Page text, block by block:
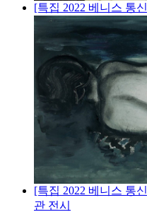
[특집 2022 베니스 통
[특집 2022 베니스 통
관 전시